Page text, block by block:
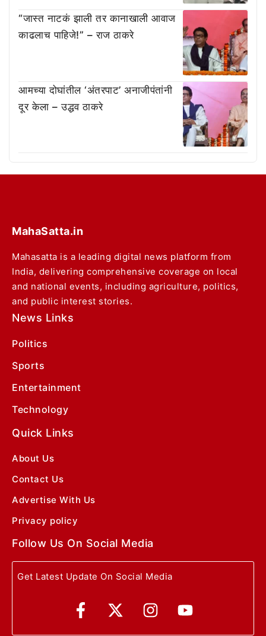
“जास्त नाटकं झाली तर कानाखाली आवाज
काढलाच पाहिजे!” – राज ठाकरे
आमच्या दोघांतील ‘अंतरपाट’ अनाजीपंतांनी
दूर केला – उद्धव ठाकरे
MahaSatta.in
Mahasatta is a leading digital news platform from
India, delivering comprehensive coverage on local
and national events, including agriculture, politics,
and public interest stories.
News Links
Politics
Sports
Entertainment
Technology
Quick Links
About Us
Contact Us
Advertise With Us
Privacy policy
Follow Us On Social Media
Get Latest Update On Social Media